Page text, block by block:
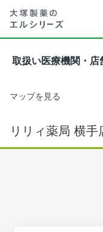
取扱い医療機関・店
マップを見る
リリィ薬局 横手